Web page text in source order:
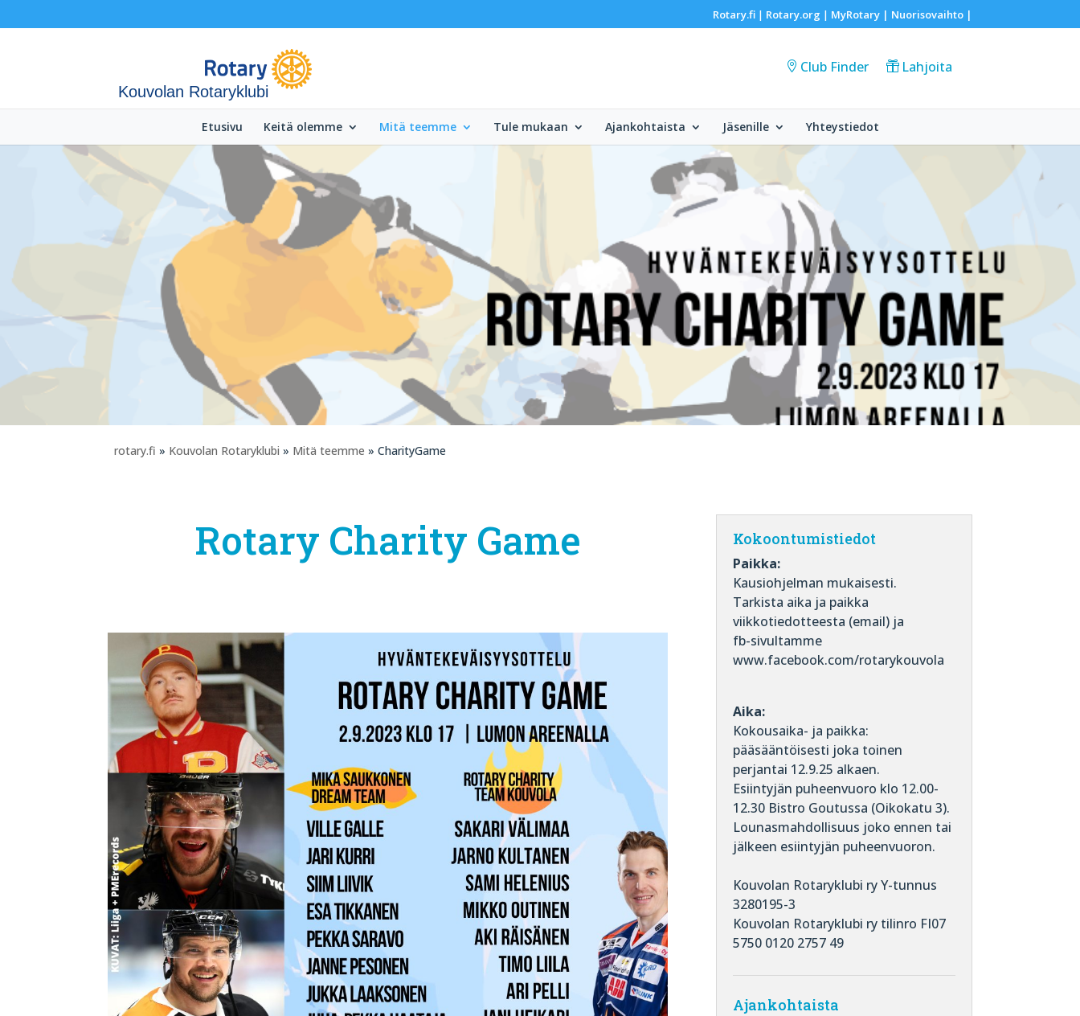
Rotary.fi| Rotary.org | MyRotary | Nuorisovaihto|
Kouvolan Rotaryklubi
Club Finder Lahjoita
Etusivu Keitä olemme Mitä teemme Tule mukaan Ajankohtaista Jäsenille Yhteystiedot
rotary.fi » Kouvolan Rotaryklubi » Mitä teemme » CharityGame
Rotary Charity Game Kokoontumistiedot
Paikka:
Kausiohjelman mukaisesti.
Tarkista aika ja paikka
viikkotiedotteesta (email) ja
fb-sivultamme
www.facebook.com/rotarykouvola
Aika:
Kokousaika- ja paikka:
pääsääntöisesti joka toinen
perjantai 12.9.25 alkaen.
Esiintyjän puheenvuoro klo 12.00-
12.30 Bistro Goutussa (Oikokatu 3).
Lounasmahdollisuus joko ennen tai
jälkeen esiintyjän puheenvuoron.
Kouvolan Rotaryklubi ry Y-tunnus
3280195-3
Kouvolan Rotaryklubi ry tilinro FI07
5750 0120 2757 49
Ajankohtaista